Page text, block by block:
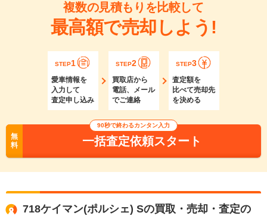
複数の見積もりを比較して
最高額で売却しよう!
STEP1
愛車情報を
入力して
査定申し込み
STEP2
買取店から
電話、メール
でご連絡
STEP3
査定額を
比べて売却先
を決める
無
料
90秒で終わるカンタン入力
一括査定依頼スタート
718ケイマン(ポルシェ) Sの買取・売却・査定の